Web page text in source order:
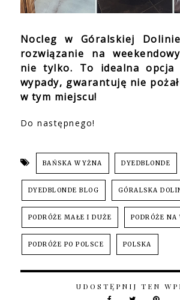
Nocleg w Góralskiej
rozwiązanie na
nie tylko. To idealna opcja
wypady, gwarantuję nie
w tym miejscu!
Do następnego!
BAŃSKA WYŻNA DYEDBLONDE
DYEDBLONDE BLOG GÓRALSKA
PODRÓŻE MAŁE I DUŻE PODRÓŻE
PODRÓŻE PO POLSCE POLSKA
UDOSTĘPNIJ TEN